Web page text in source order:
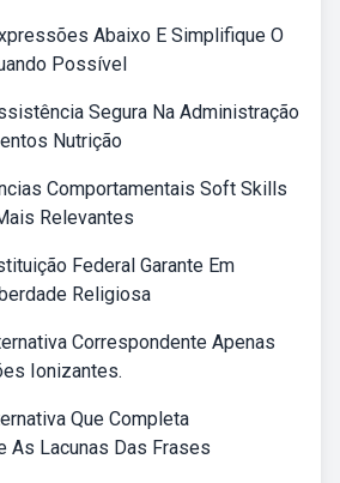
Abaixo E Simplifique O
Possível
Segura Na Administração
Nutrição
Comportamentais Soft Skills
Relevantes
Federal Garante Em
Religiosa
Correspondente Apenas
Ionizantes.
Que Completa
As Lacunas Das Frases